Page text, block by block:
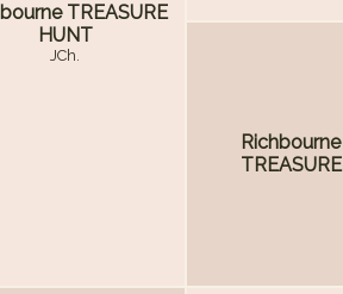
TREASURE
HUNT
JCh.
Richbourne
TREASURE